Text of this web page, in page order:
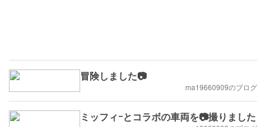
冒険しました📷
ma19660909のブログ
ミッフィｰとコラボの車両を📷撮りました